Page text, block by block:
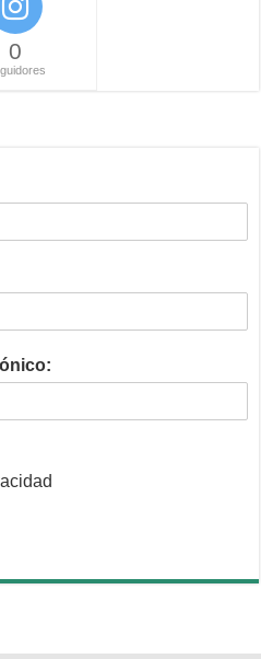
0